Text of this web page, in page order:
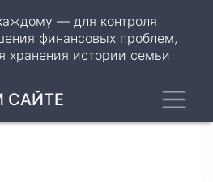
— для контроля
финансовых проблем,
хранения истории семьи
САЙТЕ